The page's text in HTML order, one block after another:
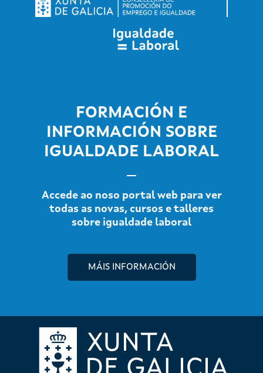
FORMACIÓN E
INFORMACIÓN SOBRE
IGUALDADE LABORAL
Accede ao noso portal web para ver
todas as novas, cursos e talleres
sobre igualdade laboral
MÁIS INFORMACIÓN